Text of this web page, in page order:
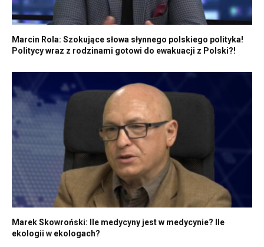
Marcin Rola: Szokujące słowa słynnego polskiego polityka!
Politycy wraz z rodzinami gotowi do ewakuacji z Polski?!
Marek Skowroński: Ile medycyny jest w medycynie? Ile
ekologii w ekologach?